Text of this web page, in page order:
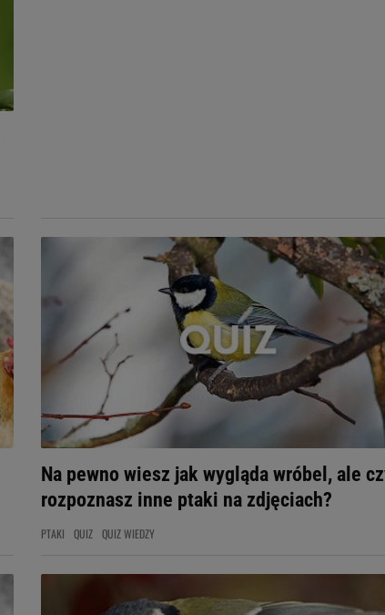
Na pewno wiesz jak wygląda wróbel, ale
rozpoznasz inne ptaki na zdjęciach?
PTAKI QUIZ QUIZ WIEDZY